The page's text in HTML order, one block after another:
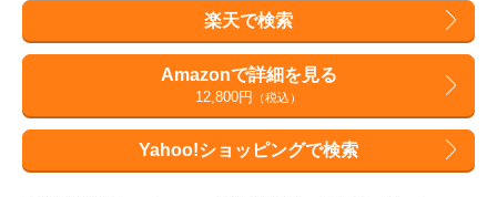
楽天で検索
Amazonで詳細を見る
12,800円 （税込）
Yahoo!ショッピングで検索